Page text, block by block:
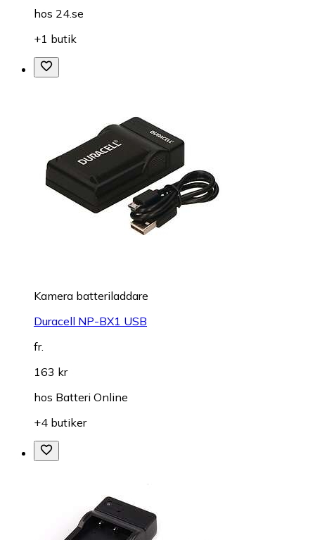
hos 24.se
+1 butik
Kamera batteriladdare
Duracell NP-BX1 USB
fr.
163 kr
hos Batteri Online
+4 butiker